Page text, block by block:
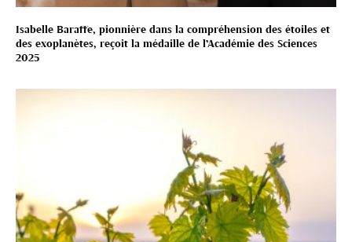
Isabelle Baraffe, pionnière dans la compréhension des étoiles et
des exoplanètes, reçoit la médaille de l’Académie des Sciences
2025